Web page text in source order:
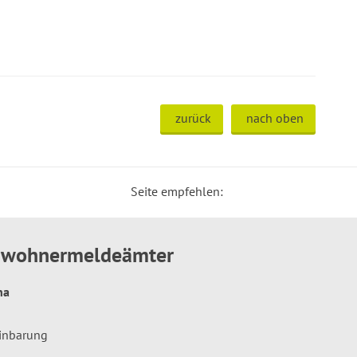
zurück nach oben
Seite empfehlen: